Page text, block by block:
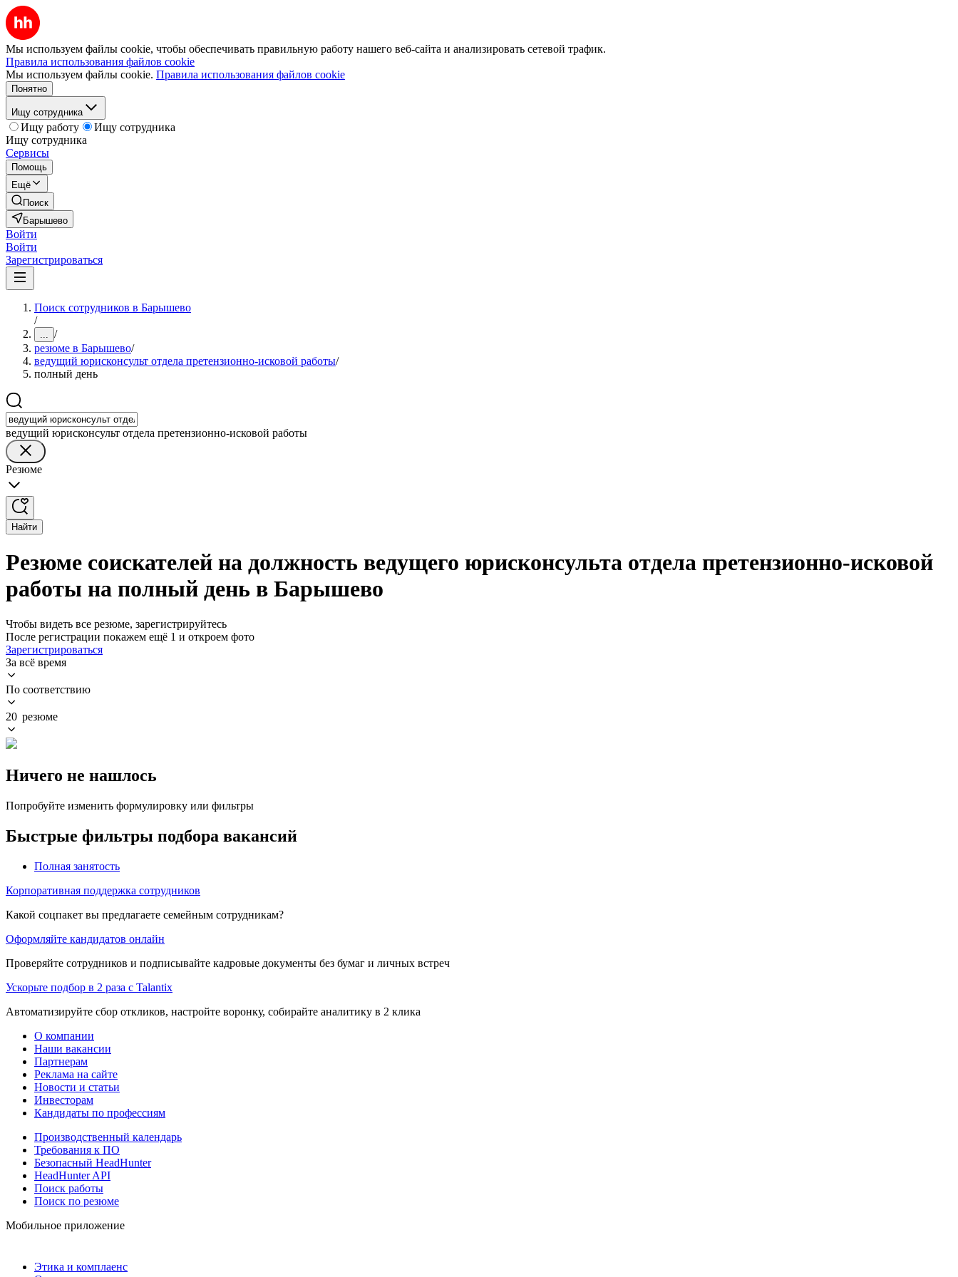
Мы используем файлы cookie, чтобы обеспечивать правильную работу нашего веб-сайта и анализировать сетевой трафик.
Правила использования файлов cookie
Мы используем файлы cookie. Правила использования файлов cookie
Понятно
Ищу сотрудника
Ищу работу
Ищу сотрудника
Ищу сотрудника
Сервисы
Помощь
Ещё
Поиск
Барышево
Войти
Войти
Зарегистрироваться
Поиск сотрудников в Барышево
/
... /
резюме в Барышево/
ведущий юрисконсульт отдела претензионно-исковой работы/
полный день
ведущий юрисконсульт отдела претензионно-исковой работы
Резюме
Найти
Резюме соискателей на должность ведущего юрисконсульта отдела претензионно-исковой
работы на полный день в Барышево
Чтобы видеть все резюме, зарегистрируйтесь
После регистрации покажем ещё 1 и откроем фото
Зарегистрироваться
За всё время
По соответствию
20 резюме
Ничего не нашлось
Попробуйте изменить формулировку или фильтры
Быстрые фильтры подбора вакансий
Полная занятость
Корпоративная поддержка сотрудников
Какой соцпакет вы предлагаете семейным сотрудникам?
Оформляйте кандидатов онлайн
Проверяйте сотрудников и подписывайте кадровые документы без бумаг и личных встреч
Ускорьте подбор в 2 раза с Talantix
Автоматизируйте сбор откликов, настройте воронку, собирайте аналитику в 2 клика
О компании
Наши вакансии
Партнерам
Реклама на сайте
Новости и статьи
Инвесторам
Кандидаты по профессиям
Производственный календарь
Требования к ПО
Безопасный HeadHunter
HeadHunter API
Поиск работы
Поиск по резюме
Мобильное приложение
Этика и комплаенс